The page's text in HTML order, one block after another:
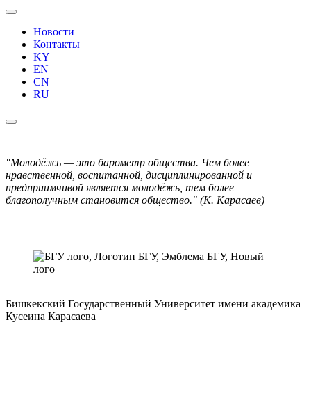
Новости
Контакты
KY
EN
CN
RU
"Молодёжь — это барометр общества. Чем более
нравственной, воспитанной, дисциплинированной и
предприимчивой является молодёжь, тем более
благополучным становится общество." (К. Карасаев)
Бишкекский Государственный Университет имени академика
Кусеина Карасаева